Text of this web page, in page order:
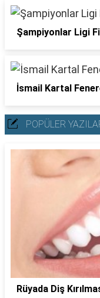
Şampiyonlar Ligi
İsmail Kartal
POPÜLER
Rüyada Diş